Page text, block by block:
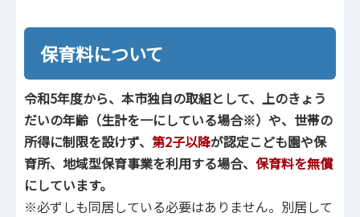
保育料について
令和5年度から、本市独自の取組として、上のきょう
だいの年齢（生計を一にしている場合※）や、世帯の
所得に制限を設けず、 第2子以降が認定こども園や保
育所、地域型保育事業を利用する場合、 保育料を無償
にしています。
※必ずしも同居している必要はありません。別居して